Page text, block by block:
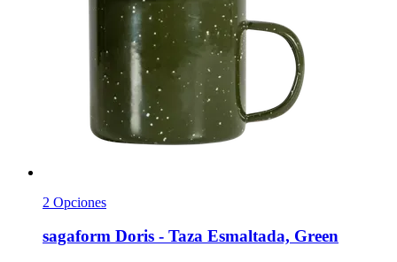
2 Opciones
sagaform Doris -​ Taza Esmaltada, Green